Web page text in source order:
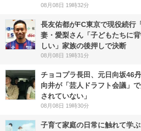
08月08日 19時32分
長友佑都がFC東京で現役続行
妻・愛梨さん「子どもたちに
しい」家族の後押しで決断
08月08日 19時31分
チョコプラ長田、元日向坂46
向井が「芸人ドラフト会議」
されていない」
08月08日 19時30分
子育て家庭の日常に触れて学